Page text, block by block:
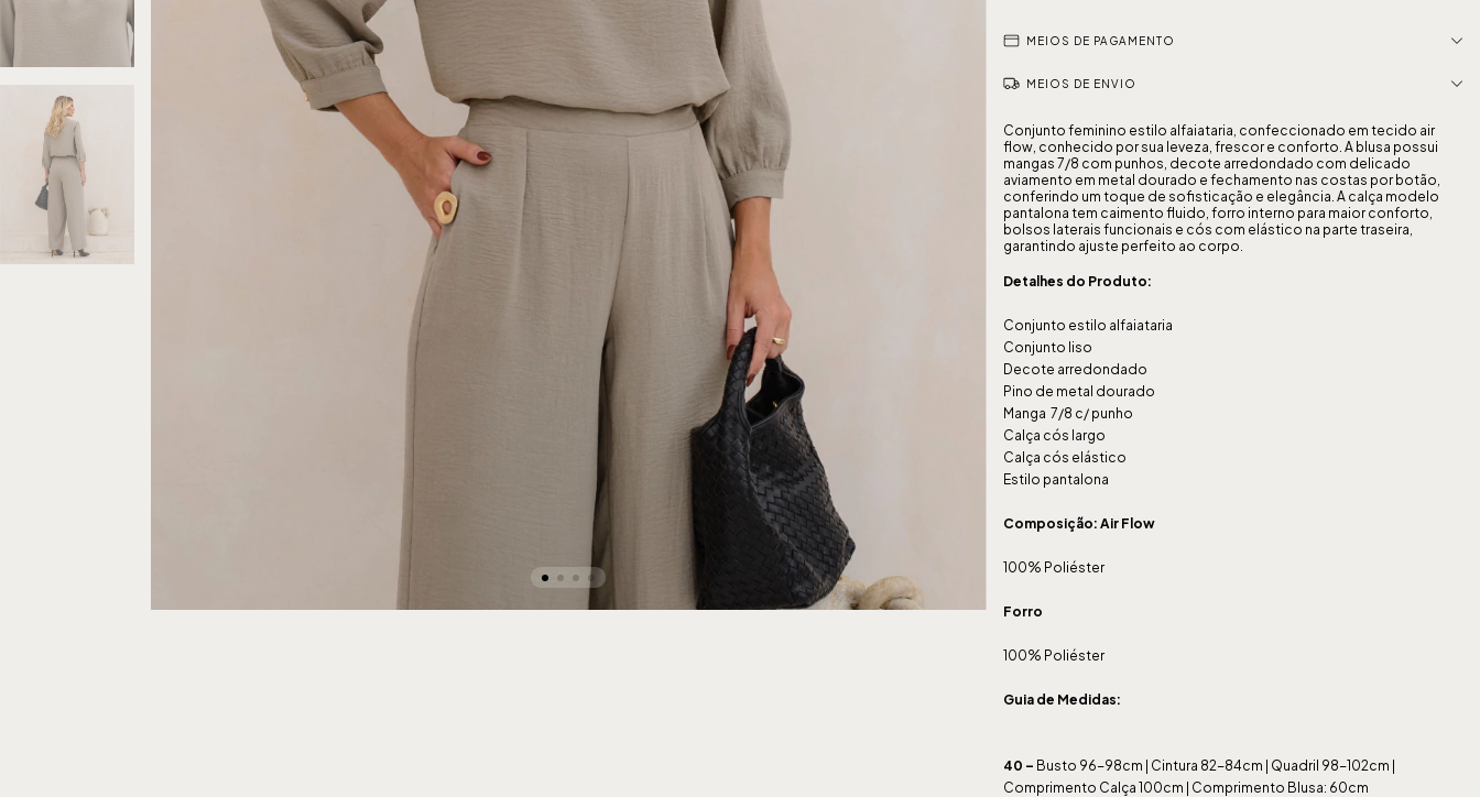
MEIOS DE PAGAMENTO
MEIOS DE ENVIO
Conjunto feminino estilo alfaiataria, confeccionado em tecido air
flow, conhecido por sua leveza, frescor e conforto. A blusa possui
mangas 7/8 com punhos, decote arredondado com delicado
aviamento em metal dourado e fechamento nas costas por botão,
conferindo um toque de sofisticação e elegância. A calça modelo
pantalona tem caimento fluido, forro interno para maior conforto,
bolsos laterais funcionais e cós com elástico na parte traseira,
garantindo ajuste perfeito ao corpo.
Detalhes do Produto:
Conjunto estilo alfaiataria
Conjunto liso
Decote arredondado
Pino de metal dourado
Manga 7/8 c/ punho
Calça cós largo
Calça cós elástico
Estilo pantalona
Composição: Air Flow
100% Poliéster
Forro
100% Poliéster
Guia de Medidas:
40 – Busto 96-98cm | Cintura 82-84cm | Quadril 98-102cm |
Comprimento Calça 100cm | Comprimento Blusa: 60cm